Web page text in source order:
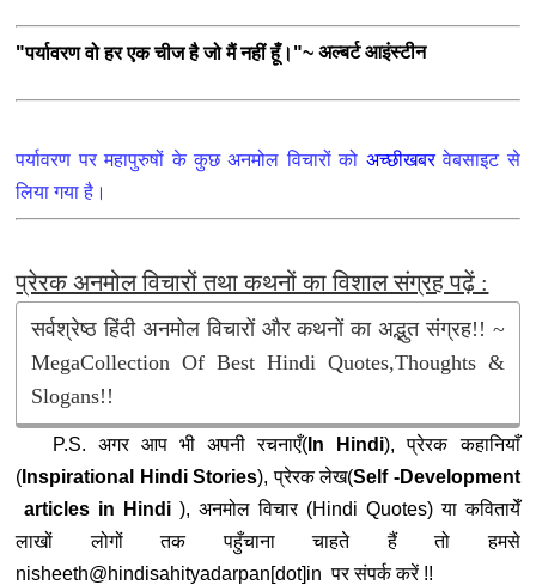
"पर्यावरण वो हर एक चीज है जो मैं नहीं हूँ।"~अल्बर्ट आइंस्टीन
पर्यावरण पर महापुरुषों के कुछ अनमोल विचारों को अच्छीखबरवेबसाइट से
लिया गया है।
प्रेरक अनमोल विचारों तथा कथनों का विशाल संग्रह पढ़ें :
सर्वश्रेष्ठ हिंदी अनमोल विचारों और कथनों का अद्भुत संग्रह!! ~
MegaCollection Of Best Hindi Quotes,Thoughts &
Slogans!!
P.S. अगर आप भी अपनी रचनाएँ( In Hindi), प्रेरक कहानियाँ
( Inspirational Hindi Stories), प्रेरक लेख(Self -Development
articles in Hindi ), अनमोल विचार (Hindi Quotes) या कवितायेँ
लाखों लोगों तक पहुँचाना चाहते हैं तो हमसे
nisheeth@hindisahityadarpan[dot]in पर संपर्क करें !!